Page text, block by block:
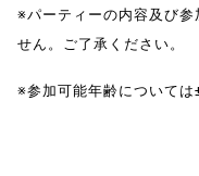
※パーティーの内容及び
せん。ご了承ください。
※参加可能年齢については